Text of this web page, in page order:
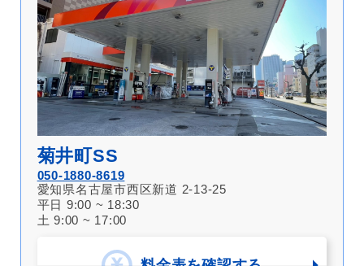
菊井町SS
050-1880-8619
愛知県名古屋市西区新道 2-13-25
平日 9:00 ~ 18:30
土 9:00 ~ 17:00